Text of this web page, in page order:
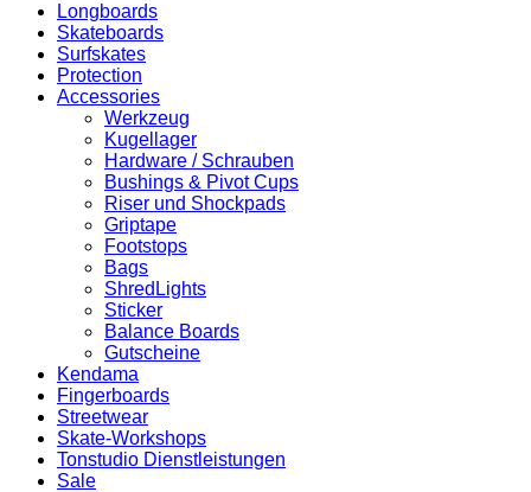
Longboards
Skateboards
Surfskates
Protection
Accessories
Werkzeug
Kugellager
Hardware / Schrauben
Bushings & Pivot Cups
Riser und Shockpads
Griptape
Footstops
Bags
ShredLights
Sticker
Balance Boards
Gutscheine
Kendama
Fingerboards
Streetwear
Skate-Workshops
Tonstudio Dienstleistungen
Sale